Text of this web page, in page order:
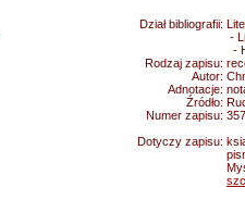
Dział bibliografii:
-
-
Rodzaj zapisu:
Autor:
Adnotacje:
Źródło:
Numer zapisu:
Dotyczy zapisu: